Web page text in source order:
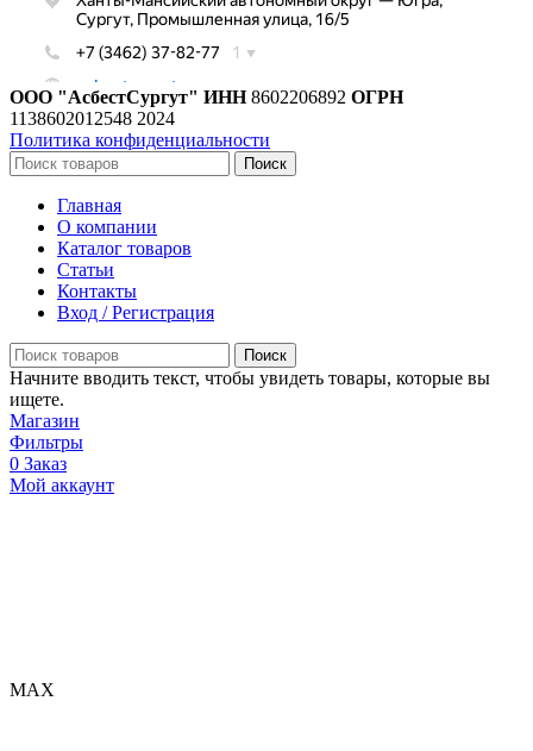
ООО "АсбестСургут" ИНН8602206892 ОГРН
1138602012548 2024
Политика конфиденциальности
Поиск
Главная
О компании
Каталог товаров
Статьи
Контакты
Вход / Регистрация
Поиск
Начните вводить текст, чтобы увидеть товары, которые вы
ищете.
Магазин
Фильтры
0 Заказ
Мой аккаунт
МАХ